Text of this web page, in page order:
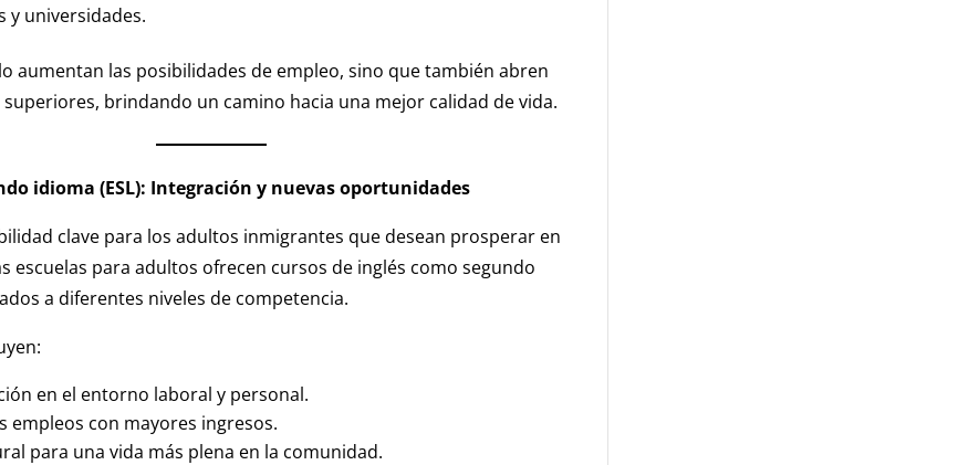
y universidades.
aumentan las posibilidades de empleo, sino que también abren
brindando un camino hacia una mejor calidad de vida.
idioma (ESL): Integración y nuevas oportunidades
clave para los adultos inmigrantes que desean prosperar en
escuelas para adultos ofrecen cursos de inglés como segundo
a diferentes niveles de competencia.
en el entorno laboral y personal.
empleos con mayores ingresos.
para una vida más plena en la comunidad.